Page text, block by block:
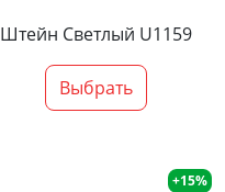
Штейн Светлый U1159
Выбрать
+15%